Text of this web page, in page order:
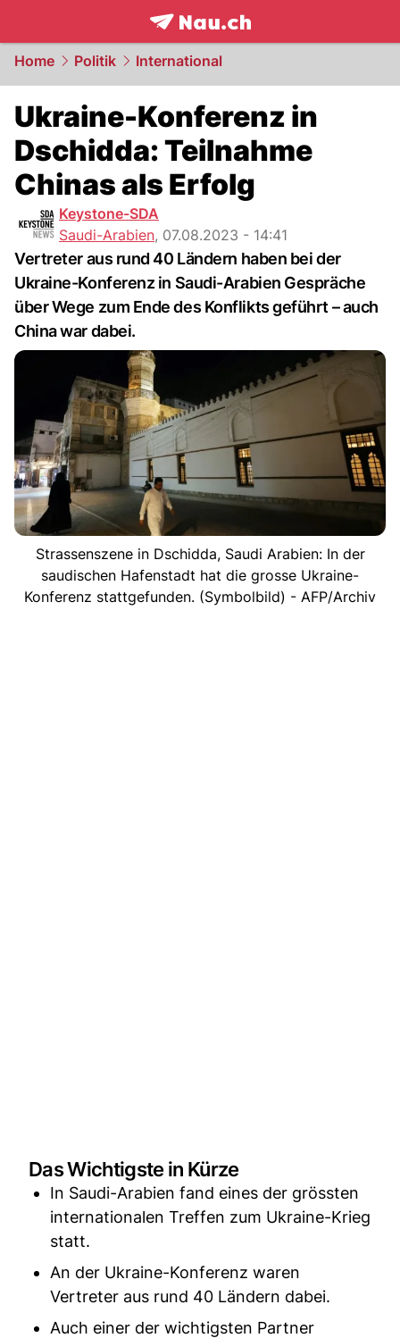
frontpage.NAU.ch
Home Politik International
Ukraine-Konferenz in
Dschidda: Teilnahme
Chinas als Erfolg
Keystone-SDA
Saudi-Arabien, 07.08.2023 - 14:41
Vertreter aus rund 40 Ländern haben bei der
Ukraine-Konferenz in Saudi-Arabien Gespräche
über Wege zum Ende des Konflikts geführt – auch
China war dabei.
Strassenszene in Dschidda, Saudi Arabien: In der
saudischen Hafenstadt hat die grosse Ukraine-
Konferenz stattgefunden. (Symbolbild) - AFP/Archiv
Das Wichtigste in Kürze
In Saudi-Arabien fand eines der grössten
internationalen Treffen zum Ukraine-Krieg
statt.
An der Ukraine-Konferenz waren
Vertreter aus rund 40 Ländern dabei.
Auch einer der wichtigsten Partner